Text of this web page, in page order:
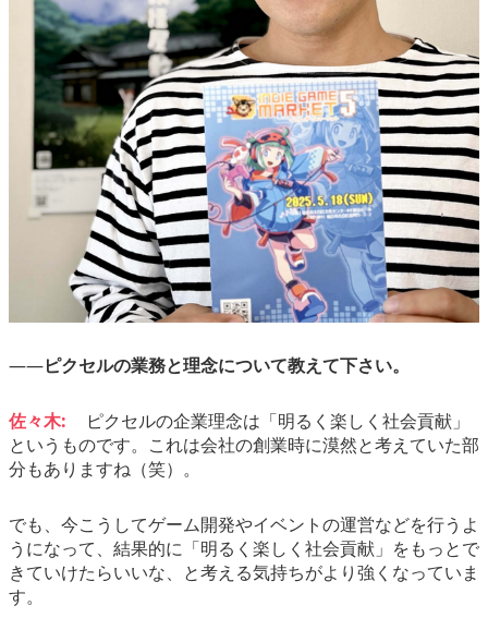
――ピクセルの業務と理念について教えて下さい。
佐々木:
ピクセルの企業理念は「明るく楽しく社会貢献」
というものです。これは会社の創業時に漠然と考えていた部
分もありますね（笑）。
でも、今こうしてゲーム開発やイベントの運営などを行うよ
うになって、結果的に「明るく楽しく社会貢献」をもっとで
きていけたらいいな、と考える気持ちがより強くなっていま
す。